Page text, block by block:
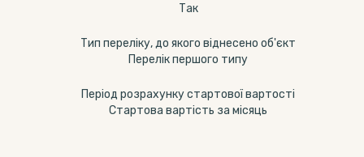
Так
Тип переліку, до якого віднесено об'єкт
Перелік першого типу
Період розрахунку стартової вартості
Стартова вартість за місяць